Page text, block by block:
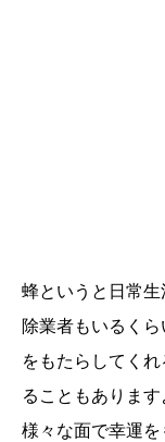
蜂というと日常
除業者もいるく
をもたらしてく
ることもありま
様々な面で幸運